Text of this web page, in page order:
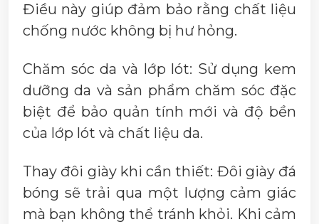
Điều này giúp đảm bảo rằng chất liệu
chống nước không bị hư hỏng.
Chăm sóc da và lớp lót: Sử dụng kem
dưỡng da và sản phẩm chăm sóc đặc
biệt để bảo quản tính mới và độ bền
của lớp lót và chất liệu da.
Thay đôi giày khi cần thiết: Đôi giày đá
bóng sẽ trải qua một lượng cảm giác
mà bạn không thể tránh khỏi. Khi cảm